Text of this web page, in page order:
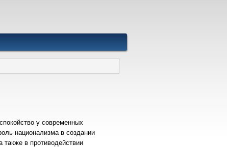
у современных
национализма в создании
в противодействии